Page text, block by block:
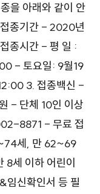
을 아래와 같이 안
접종기간 - 2020년
종시간 - 평 일 :
- 토요일: 9월19
3. 접종백신 -
- 단체 10인 이상
8871 - 무료 접
세, 만 62~69
세 이하 어린이
임신확인서 등 필